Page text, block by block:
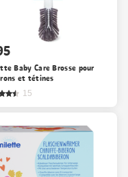
Baby Care Brosse pour
et tétines
15